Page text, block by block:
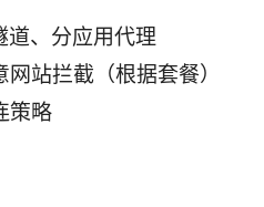
、分应用代理
站拦截（根据套餐）
策略